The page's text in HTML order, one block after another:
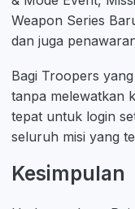
Weapon Series
dan juga
Bagi Troopers
tanpa melewatkan
tepat untuk login
seluruh misi yang
Kesimpulan